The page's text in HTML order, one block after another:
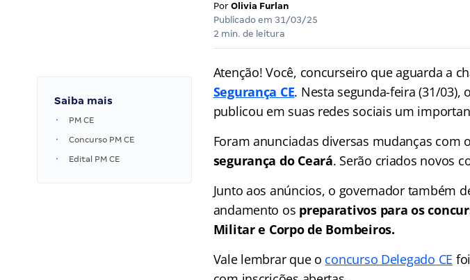
Por Olivia Furlan
Publicado em 31/03/25
2 min. de leitura
Saiba mais
PM CE
Concurso PM CE
Edital PM CE
Atenção! Você, concurseiro que aguarda a
Segurança CE. Nesta segunda-feira (31/03),
publicou em suas redes sociais um
Foram anunciadas diversas mudanças com
segurança do Ceará. Serão criados novos
Junto aos anúncios, o governador também
andamento os preparativos para os
Militar e Corpo de Bombeiros.
Vale lembrar que o concurso Delegado CE